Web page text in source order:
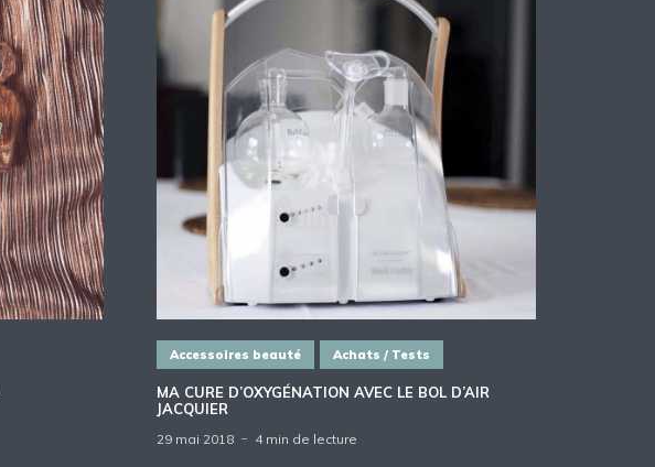
Accessoires beauté Achats / Tests
MA CURE D’OXYGÉNATION AVEC LE BOL D’AIR
JACQUIER
29 mai 2018 4 min de lecture